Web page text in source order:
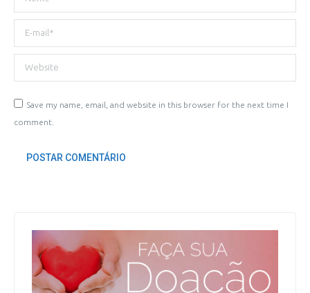
E-mail *
Website
Save my name, email, and website in this browser for the next time I
comment.
POSTAR COMENTÁRIO